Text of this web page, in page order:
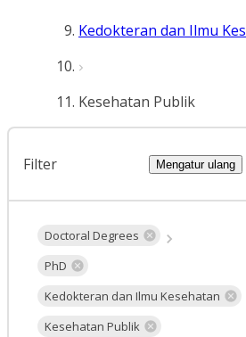
Kedokteran dan Ilmu
Kesehatan Publik
Filter Mengatur ulang
Doctoral Degrees
PhD
Kedokteran dan Ilmu Kesehatan
Kesehatan Publik